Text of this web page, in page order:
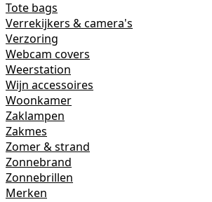
Tote bags
Verrekijkers & camera's
Verzoring
Webcam covers
Weerstation
Wijn accessoires
Woonkamer
Zaklampen
Zakmes
Zomer & strand
Zonnebrand
Zonnebrillen
Merken